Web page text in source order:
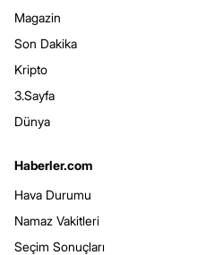
Magazin
Son Dakika
Kripto
3.Sayfa
Dünya
Haberler.com
Hava Durumu
Namaz Vakitleri
Seçim Sonuçları